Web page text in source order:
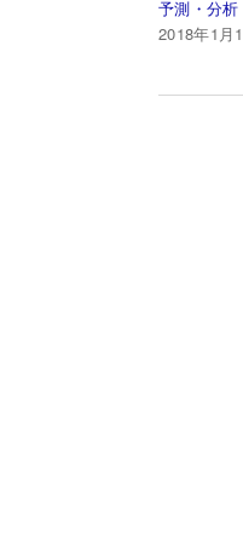
予測・分析
2018年1月